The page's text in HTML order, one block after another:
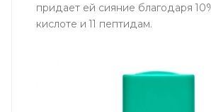
придает ей сияние благодаря
кислоте и 11 пептидам.